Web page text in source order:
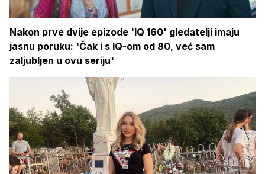
Nakon prve dvije epizode 'IQ 160' gledatelji imaju
jasnu poruku: 'Čak i s IQ-om od 80, već sam
zaljubljen u ovu seriju'